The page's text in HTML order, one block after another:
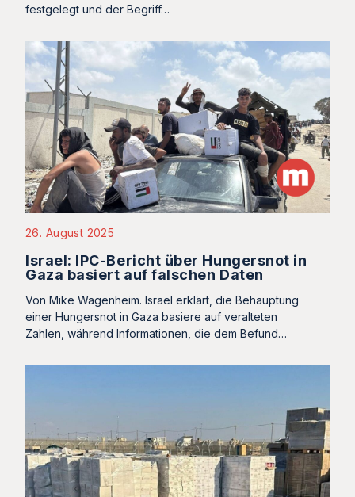
festgelegt und der Begriff…
26. August 2025
Israel: IPC-Bericht über Hungersnot in
Gaza basiert auf falschen Daten
Von Mike Wagenheim. Israel erklärt, die Behauptung
einer Hungersnot in Gaza basiere auf veralteten
Zahlen, während Informationen, die dem Befund…